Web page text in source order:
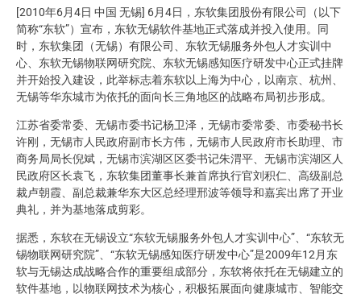
[2010年6月4日 中国 无锡] 6月4日，东软集团股份有限公司（以下
简称“东软”）宣布，东软无锡软件基地正式落成并投入使用。同
时，东软集团（无锡）有限公司、东软无锡服务外包人才实训中
心、东软无锡物联网研究院、东软无锡感知医疗研发中心正式挂牌
并开始投入建设，此举标志着东软以上海为中心，以南京、杭州、
无锡等华东城市为依托的面向长三角地区的战略布局初步形成。
江苏省委常委、无锡市委书记杨卫泽，无锡市委常委、市委秘书长
许刚，无锡市人民政府副市长方伟，无锡市人民政府市长助理、市
商务局局长倪斌，无锡市滨湖区区委书记朱渭平、无锡市滨湖区人
民政府区长袁飞，东软集团董事长兼首席执行官刘积仁、高级副总
裁卢朝霞、副总裁兼华东大区总经理邢波等领导和嘉宾出席了开业
典礼，并为基地落成剪彩。
据悉，东软在无锡设立“东软无锡服务外包人才实训中心”、“东软无
锡物联网研究院”、“东软无锡感知医疗研发中心”是2009年12月东
软与无锡达成战略合作的重要组成部分，东软将依托在无锡建立的
软件基地，以物联网技术为核心，积极拓展面向健康城市、智能交